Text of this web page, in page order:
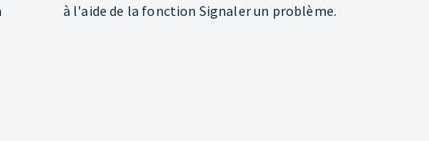
à l'aide de la fonction Signaler un problème.